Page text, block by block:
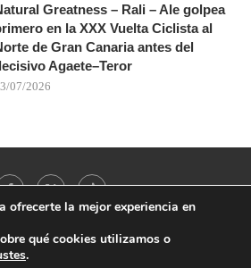
Greatness – Rali – Ale golpea
en la XXX Vuelta Ciclista al
de Gran Canaria antes del
Agaete–Teror
07/2026
Designed and Developed by
ofrecerte la mejor experiencia en
qué cookies utilizamos o
.